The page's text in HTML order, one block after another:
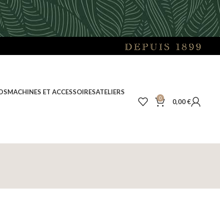
MACHINES ET ACCESSOIRESATELIERS
0 0,00€